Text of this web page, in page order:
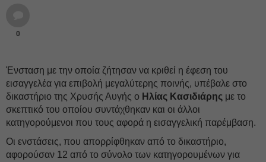
0
Ένσταση με την οποία ζήτησαν να κριθεί η έφεση του
εισαγγελέα για επιβολή μεγαλύτερης ποινής, υπέβαλε στο
δικαστήριο της Χρυσής Αυγής ο Ηλίας Κασιδιάρης με το
σκεπτικό του οποίου συντάχθηκαν και οι άλλοι
κατηγορούμενοι που τους αφορά η εισαγγελική παρέμβαση.
Οι ενστάσεις, που απορρίφθηκαν από το δικαστήριο,
αφορούσαν 12 από το σύνολο των κατηγορουμένων για